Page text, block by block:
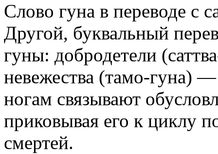
Слово гуна в переводе с
Другой, буквальный
гуны: добродетели
невежества (тамо-гуна)
ногам связывают
приковывая его к циклу
смертей.